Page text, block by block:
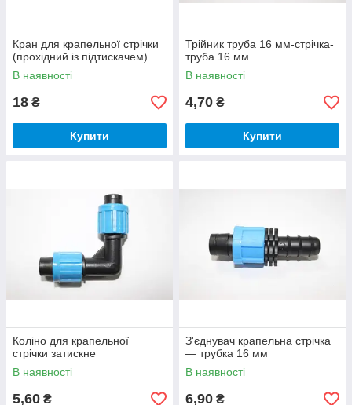
Кран для крапельної стрічки
(прохідний із підтискачем)
В наявності
18 ₴
Купити
Трійник труба 16 мм-стрічка-
труба 16 мм
В наявності
4,70 ₴
Купити
Коліно для крапельної
стрічки затискне
В наявності
5,60 ₴
З'єднувач крапельна стрічка
— трубка 16 мм
В наявності
6,90 ₴